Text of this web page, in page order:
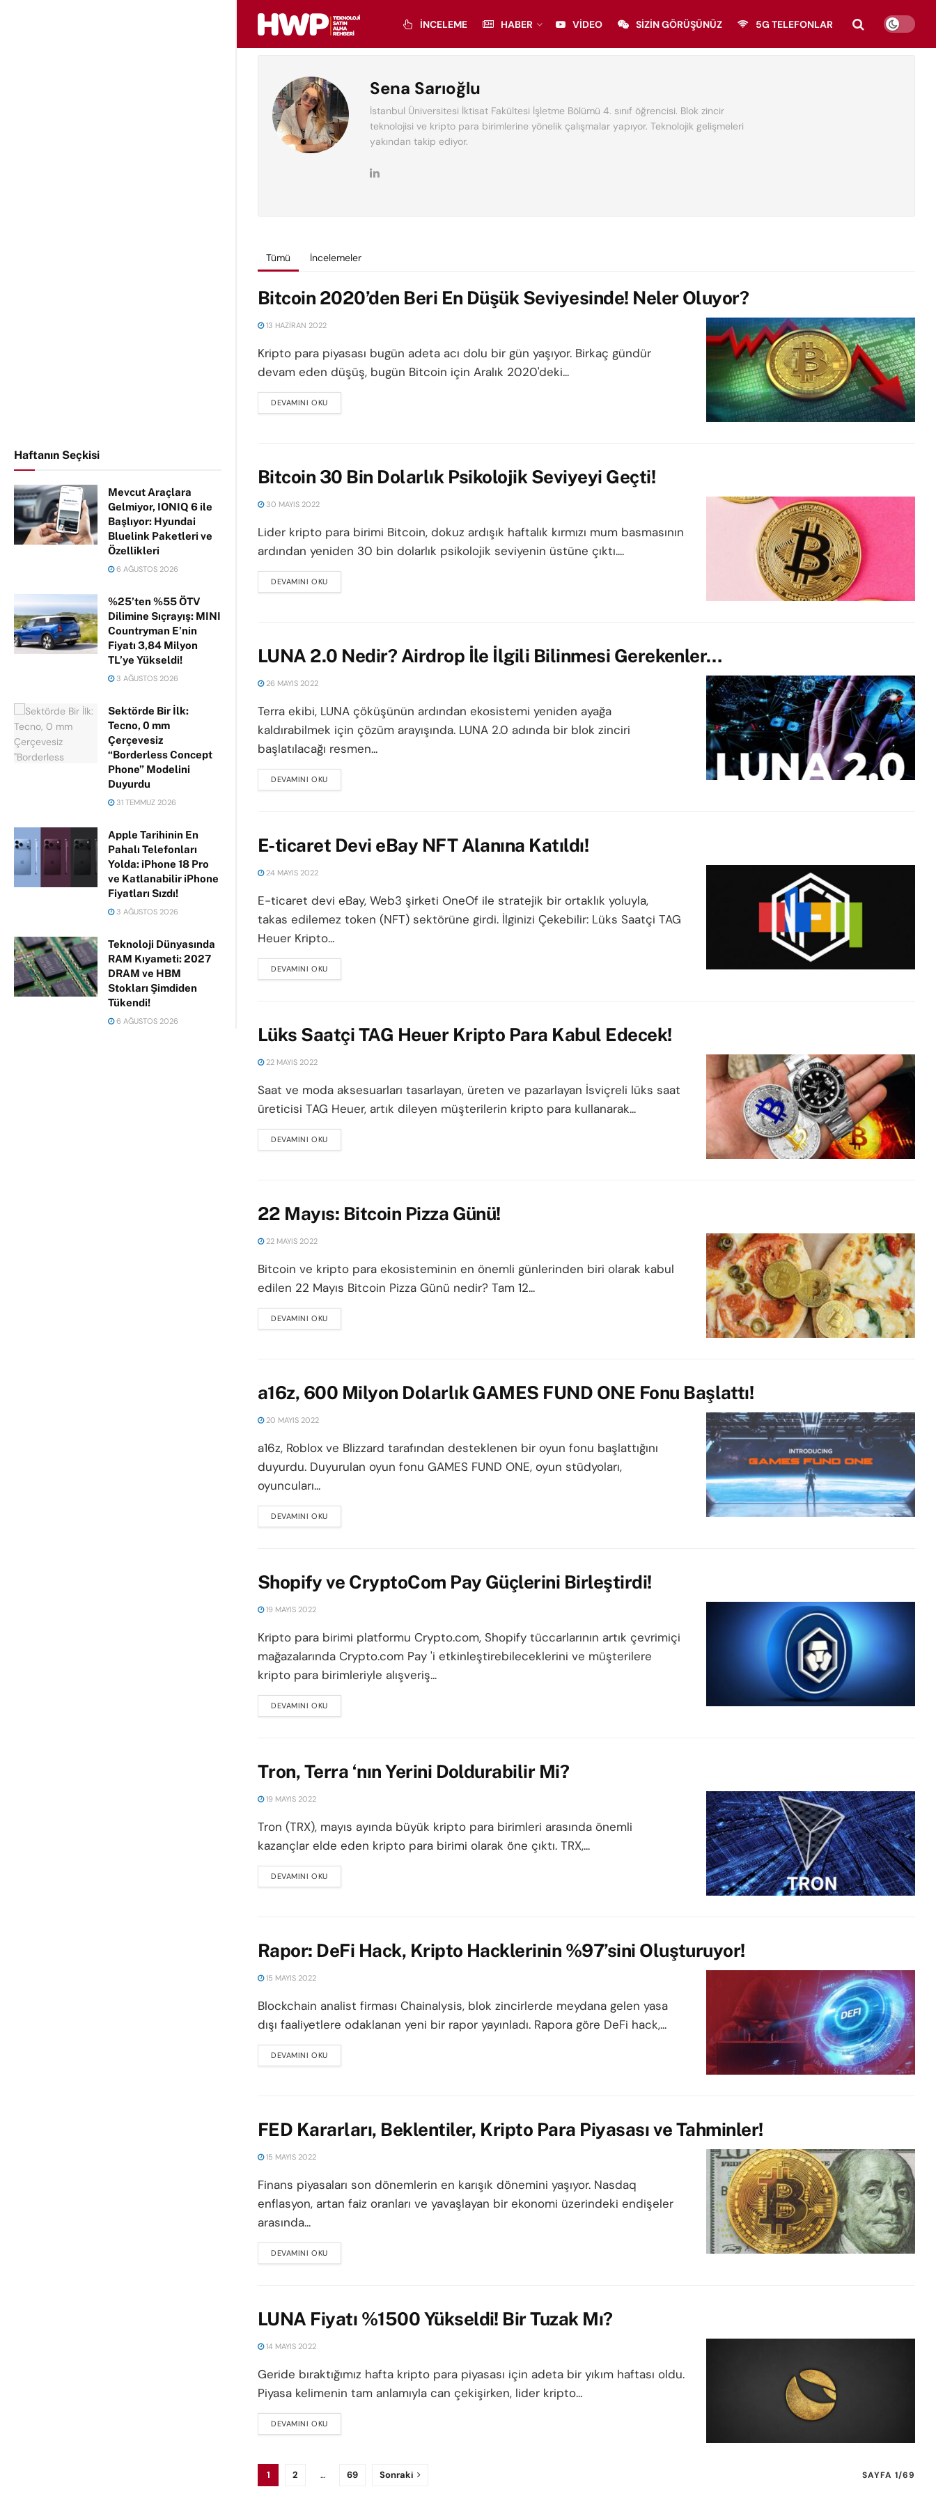
Haftanın Seçkisi
Mevcut Araçlara
Gelmiyor, IONIQ 6 ile
Başlıyor: Hyundai
Bluelink Paketleri ve
Özellikleri
6 AĞUSTOS 2026
%25’ten %55 ÖTV
Dilimine Sıçrayış: MINI
Countryman E’nin
Fiyatı 3,84 Milyon
TL’ye Yükseldi!
3 AĞUSTOS 2026
Sektörde Bir İlk:
Tecno, 0 mm
Çerçevesiz
“Borderless Concept
Phone” Modelini
Duyurdu
31 TEMMUZ 2026
Apple Tarihinin En
Pahalı Telefonları
Yolda: iPhone 18 Pro
ve Katlanabilir iPhone
Fiyatları Sızdı!
3 AĞUSTOS 2026
Teknoloji Dünyasında
RAM Kıyameti: 2027
DRAM ve HBM
Stokları Şimdiden
Tükendi!
6 AĞUSTOS 2026
İNCELEME HABER VIDEO SIZIN GÖRÜŞÜNÜZ 5G TELEFONLAR
Sena Sarıoğlu
İstanbul Üniversitesi İktisat Fakültesi İşletme Bölümü 4. sınıf öğrencisi. Blok zincir
teknolojisi ve kripto para birimlerine yönelik çalışmalar yapıyor. Teknolojik gelişmeleri
yakından takip ediyor.
Tümü İncelemeler
Bitcoin 2020’den Beri En Düşük Seviyesinde! Neler Oluyor?
13 HAZIRAN 2022
Kripto para piyasası bugün adeta acı dolu bir gün yaşıyor. Birkaç gündür
devam eden düşüş, bugün Bitcoin için Aralık 2020'deki...
DEVAMINI OKU
Bitcoin 30 Bin Dolarlık Psikolojik Seviyeyi Geçti!
30 MAYIS 2022
Lider kripto para birimi Bitcoin, dokuz ardışık haftalık kırmızı mum basmasının
ardından yeniden 30 bin dolarlık psikolojik seviyenin üstüne çıktı....
DEVAMINI OKU
LUNA 2.0 Nedir? Airdrop İle İlgili Bilinmesi Gerekenler…
26 MAYIS 2022
Terra ekibi, LUNA çöküşünün ardından ekosistemi yeniden ayağa
kaldırabilmek için çözüm arayışında. LUNA 2.0 adında bir blok zinciri
başlatılacağı resmen...
DEVAMINI OKU
E-ticaret Devi eBay NFT Alanına Katıldı!
24 MAYIS 2022
E-ticaret devi eBay, Web3 şirketi OneOf ile stratejik bir ortaklık yoluyla,
takas edilemez token (NFT) sektörüne girdi. İlginizi Çekebilir: Lüks Saatçi TAG
Heuer Kripto...
DEVAMINI OKU
Lüks Saatçi TAG Heuer Kripto Para Kabul Edecek!
22 MAYIS 2022
Saat ve moda aksesuarları tasarlayan, üreten ve pazarlayan İsviçreli lüks saat
üreticisi TAG Heuer, artık dileyen müşterilerin kripto para kullanarak...
DEVAMINI OKU
22 Mayıs: Bitcoin Pizza Günü!
22 MAYIS 2022
Bitcoin ve kripto para ekosisteminin en önemli günlerinden biri olarak kabul
edilen 22 Mayıs Bitcoin Pizza Günü nedir? Tam 12...
DEVAMINI OKU
a16z, 600 Milyon Dolarlık GAMES FUND ONE Fonu Başlattı!
20 MAYIS 2022
a16z, Roblox ve Blizzard tarafından desteklenen bir oyun fonu başlattığını
duyurdu. Duyurulan oyun fonu GAMES FUND ONE, oyun stüdyoları,
oyuncuları...
DEVAMINI OKU
Shopify ve CryptoCom Pay Güçlerini Birleştirdi!
19 MAYIS 2022
Kripto para birimi platformu Crypto.com, Shopify tüccarlarının artık çevrimiçi
mağazalarında Crypto.com Pay 'i etkinleştirebileceklerini ve müşterilere
kripto para birimleriyle alışveriş...
DEVAMINI OKU
Tron, Terra ‘nın Yerini Doldurabilir Mi?
19 MAYIS 2022
Tron (TRX), mayıs ayında büyük kripto para birimleri arasında önemli
kazançlar elde eden kripto para birimi olarak öne çıktı. TRX,...
DEVAMINI OKU
Rapor: DeFi Hack, Kripto Hacklerinin %97’sini Oluşturuyor!
15 MAYIS 2022
Blockchain analist firması Chainalysis, blok zincirlerde meydana gelen yasa
dışı faaliyetlere odaklanan yeni bir rapor yayınladı. Rapora göre DeFi hack,...
DEVAMINI OKU
FED Kararları, Beklentiler, Kripto Para Piyasası ve Tahminler!
15 MAYIS 2022
Finans piyasaları son dönemlerin en karışık dönemini yaşıyor. Nasdaq
enflasyon, artan faiz oranları ve yavaşlayan bir ekonomi üzerindeki endişeler
arasında...
DEVAMINI OKU
LUNA Fiyatı %1500 Yükseldi! Bir Tuzak Mı?
14 MAYIS 2022
Geride bıraktığımız hafta kripto para piyasası için adeta bir yıkım haftası oldu.
Piyasa kelimenin tam anlamıyla can çekişirken, lider kripto...
DEVAMINI OKU
SAYFA 1/69
1 2 … 69 Sonraki